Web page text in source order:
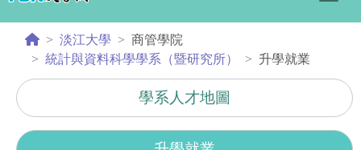
淡江大學
商管學院
統計與資料科學學系（暨研究所）
升學就業
學系人才地圖